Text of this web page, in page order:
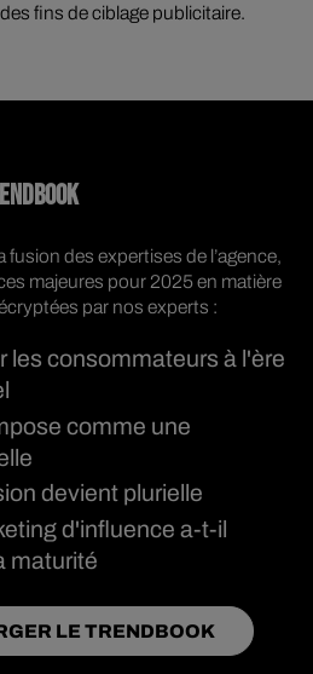
fins de ciblage publicitaire.
des expertises de l’agence,
majeures pour 2025 en matière
par nos experts :
les consommateurs à l'ère
comme une
devient plurielle
d'influence a-t-il
maturité
LE TRENDBOOK